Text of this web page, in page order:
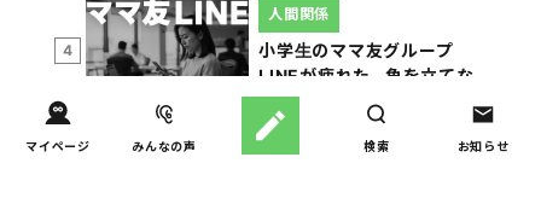
マイページ みんなの声 検索 お知らせ
4
小学生のママ友グループ
LINEが疲れた…角を立てな
い断り方と通知設定（第2
回）
人間関係